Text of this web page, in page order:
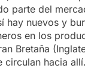
parte del
hay nuevos y
en los
Bretaña
circulan hacia allí.